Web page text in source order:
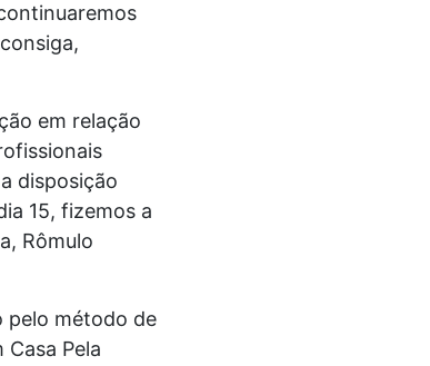
em relação
disposição
15, fizemos a
Rômulo
pelo método de
Pela